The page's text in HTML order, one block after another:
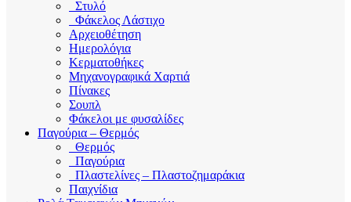
Στυλό
Φάκελος Λάστιχο
Αρχειοθέτηση
Ημερολόγια
Κερματοθήκες
Μηχανογραφικά Χαρτιά
Πίνακες
Σουπλ
Φάκελοι με φυσαλίδες
Παγούρια – Θερμός
Θερμός
Παγούρια
Πλαστελίνες – Πλαστοζημαράκια
Παιχνίδια